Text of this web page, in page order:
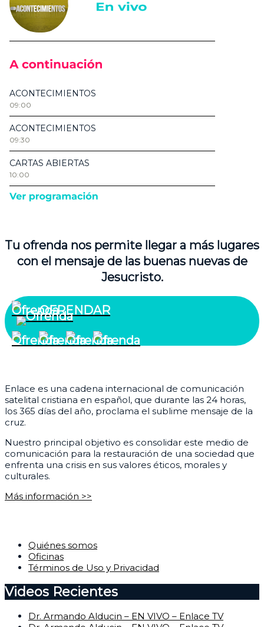
Tu ofrenda nos permite llegar a más lugares
con el mensaje de las buenas nuevas de
Jesucristo.
OFRENDAR
Enlace es una cadena internacional de comunicación
satelital cristiana en español, que durante las 24 horas,
los 365 días del año, proclama el sublime mensaje de la
cruz.
Nuestro principal objetivo es consolidar este medio de
comunicación para la restauración de una sociedad que
enfrenta una crisis en sus valores éticos, morales y
culturales.
Más información >>
Quiénes somos
Oficinas
Términos de Uso y Privacidad
Videos Recientes
Dr. Armando Alducin – EN VIVO – Enlace TV